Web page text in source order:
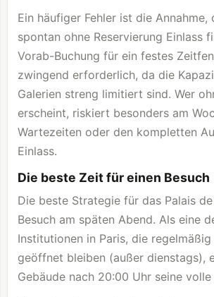
Ein häufiger Fehler ist die Annahme,
spontan ohne Reservierung Einlass
Vorab-Buchung für ein festes
zwingend erforderlich, da die
Galerien streng limitiert sind. Wer
erscheint, riskiert besonders am
Wartezeiten oder den kompletten
Einlass.
Die beste Zeit für einen Besuch
Die beste Strategie für das Palais
Besuch am späten Abend. Als eine
Institutionen in Paris, die
geöffnet bleiben (außer dienstags),
Gebäude nach 20:00 Uhr seine volle